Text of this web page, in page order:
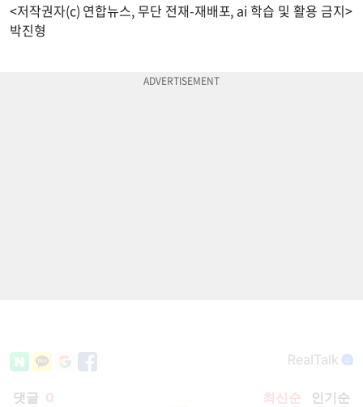
<저작권자(c) 연합뉴스, 무단 전재-재배포, ai 학습 및 활용 금지>
박진형